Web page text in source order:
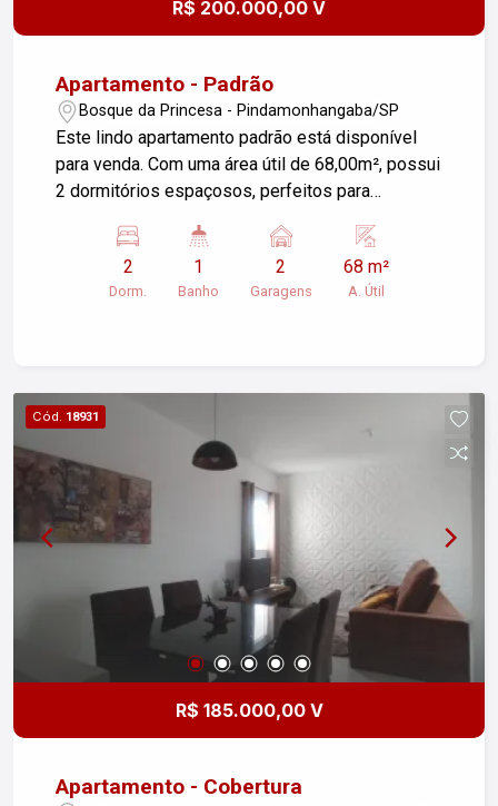
R$ 200.000,00 V
Apartamento - Padrão
Bosque da Princesa - Pindamonhangaba/SP
Este lindo apartamento padrão está disponível
para venda. Com uma área útil de 68,00m², possui
2 dormitórios espaçosos, perfeitos para
conta com 2 garagens, proporcionando
praticidade e segurança para seus veículos. Sala
de estar arejada, perfeita para receber amigos e
conhecida por sua rica história e cultura. Com uma
localização privilegiada, está próxima a
importantes centros urbanos, como São José
dos Campos e Taubaté. Além disso, oferece uma
excelente qualidade de vida, com diversas
opções de lazer, comércios e serviços. Entre em
contato conosco e agende uma visita para
conhecer esse incrível apartamento no Bosque
da Princesa. Não perca essa oportunidade de
adquirir seu novo lar em Pindamonhangaba/SP!
2
Dorm.
1
Banho
2
Garagens
68 m²
A. Útil
Cód. 18931
R$ 185.000,00 V
Apartamento - Cobertura